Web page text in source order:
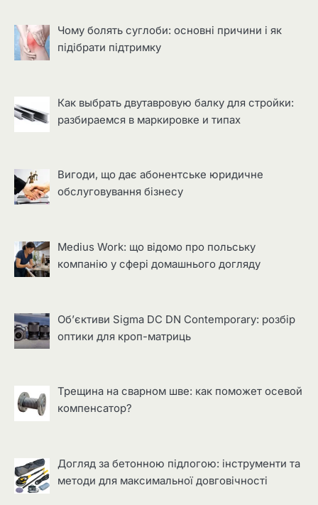
Чому болять суглоби: основні причини і як
підібрати підтримку
Как выбрать двутавровую балку для стройки:
разбираемся в маркировке и типах
Вигоди, що дає абонентське юридичне
обслуговування бізнесу
Medius Work: що відомо про польську
компанію у сфері домашнього догляду
Об’єктиви Sigma DC DN Contemporary: розбір
оптики для кроп-матриць
Трещина на сварном шве: как поможет осевой
компенсатор?
Догляд за бетонною підлогою: інструменти та
методи для максимальної довговічності